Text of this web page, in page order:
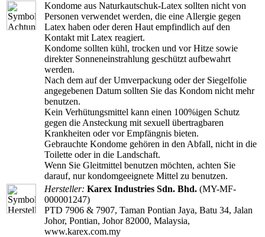
Kondome aus Naturkautschuk-Latex sollten nicht von
Personen verwendet werden, die eine Allergie gegen
Latex haben oder deren Haut empfindlich auf den
Kontakt mit Latex reagiert.
Kondome sollten kühl, trocken und vor Hitze sowie
direkter Sonneneinstrahlung geschützt aufbewahrt
werden.
Nach dem auf der Umverpackung oder der Siegelfolie
angegebenen Datum sollten Sie das Kondom nicht mehr
benutzen.
Kein Verhütungsmittel kann einen 100%igen Schutz
gegen die Ansteckung mit sexuell übertragbaren
Krankheiten oder vor Empfängnis bieten.
Gebrauchte Kondome gehören in den Abfall, nicht in die
Toilette oder in die Landschaft.
Wenn Sie Gleitmittel benutzen möchten, achten Sie
darauf, nur kondomgeeignete Mittel zu benutzen.
Hersteller: Karex Industries Sdn. Bhd. (MY-MF-
000001247)
PTD 7906 & 7907, Taman Pontian Jaya, Batu 34, Jalan
Johor, Pontian, Johor 82000, Malaysia,
www.karex.com.my